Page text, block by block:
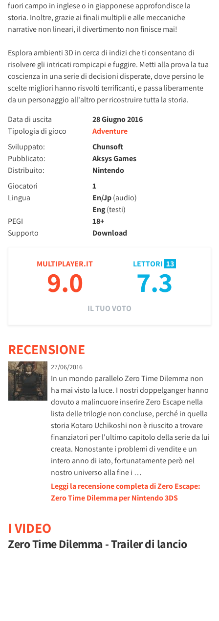
fuori campo in inglese o in giapponese approfondisce la
storia. Inoltre, grazie ai finali multipli e alle meccaniche
narrative non lineari, il divertimento non finisce mai!
Esplora ambienti 3D in cerca di indizi che ti consentano di
risolvere gli intricati rompicapi e fuggire. Metti alla prova la tua
coscienza in una serie di decisioni disperate, dove persino le
scelte migliori hanno risvolti terrificanti, e passa liberamente
da un personaggio all'altro per ricostruire tutta la storia.
Data di uscita
28 Giugno 2016
Tipologia di gioco
Adventure
Sviluppato:
Chunsoft
Pubblicato:
Aksys Games
Distribuito:
Nintendo
Giocatori
1
Lingua
En/Jp(audio)
Eng(testi)
PEGI
18+
Supporto
Download
MULTIPLAYER.IT
9.0
LETTORI 13
7.3
IL TUO VOTO
RECENSIONE
27/06/2016
In un mondo parallelo Zero Time Dilemma non
ha mai visto la luce. I nostri doppelganger hanno
dovuto a malincuore inserire Zero Escape nella
lista delle trilogie non concluse, perché in quella
storia Kotaro Uchikoshi non è riuscito a trovare
finanziatori per l'ultimo capitolo della serie da lui
creata. Nonostante i problemi di vendite e un
intero anno di iato, fortunatamente però nel
nostro universo alla fine i …
Leggi la recensione completa di Zero Escape:
Zero Time Dilemma per Nintendo 3DS
I VIDEO
Zero Time Dilemma - Trailer di lancio